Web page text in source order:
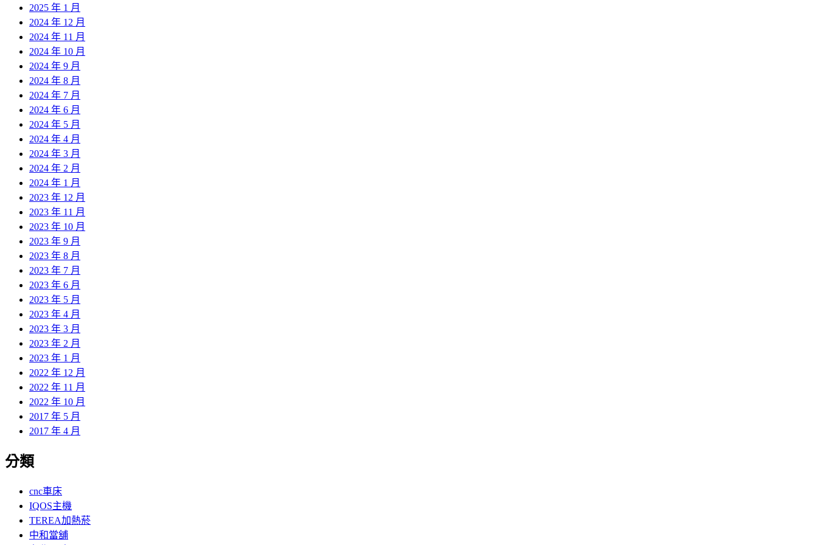
2025 年 1 月
2024 年 12 月
2024 年 11 月
2024 年 10 月
2024 年 9 月
2024 年 8 月
2024 年 7 月
2024 年 6 月
2024 年 5 月
2024 年 4 月
2024 年 3 月
2024 年 2 月
2024 年 1 月
2023 年 12 月
2023 年 11 月
2023 年 10 月
2023 年 9 月
2023 年 8 月
2023 年 7 月
2023 年 6 月
2023 年 5 月
2023 年 4 月
2023 年 3 月
2023 年 2 月
2023 年 1 月
2022 年 12 月
2022 年 11 月
2022 年 10 月
2017 年 5 月
2017 年 4 月
分類
cnc車床
IQOS主機
TEREA加熱菸
中和當舖